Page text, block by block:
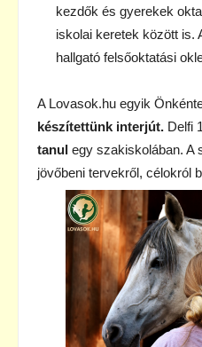
kezdők és gyerekek
iskolai keretek között is.
hallgató felsőoktatási
A Lovasok.hu egyik
készítettünk interjút. Delfi
tanul egy szakiskolában. A
jövőbeni tervekről, célokról